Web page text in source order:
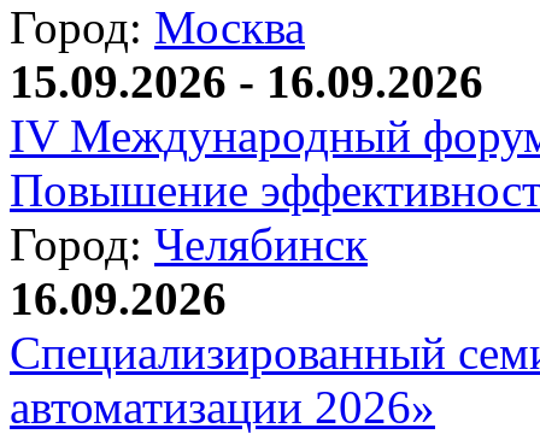
Город: Москва
15.09.2026 - 16.09.2026
IV Международный
Повышение
Город: Челябинск
16.09.2026
Специализированный
автоматизации 2026»